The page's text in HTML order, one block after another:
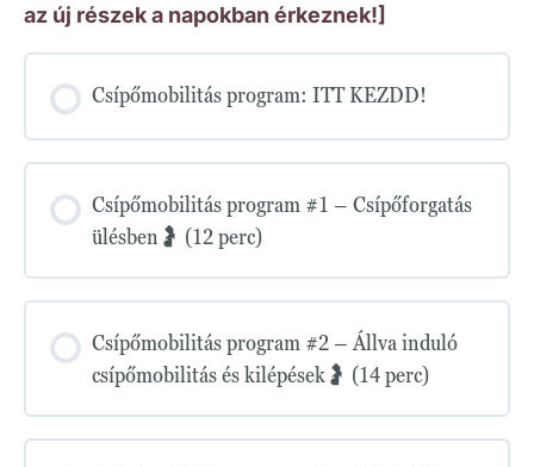
az új részek a napokban érkeznek!]
Csípőmobilitás program: ITT KEZDD!
Csípőmobilitás program #1 – Csípőforgatás
ülésben🤰 (12 perc)
Csípőmobilitás program #2 – Állva induló
csípőmobilitás és kilépések🤰 (14 perc)